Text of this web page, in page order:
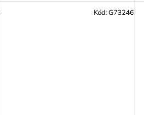
Kód:G73246